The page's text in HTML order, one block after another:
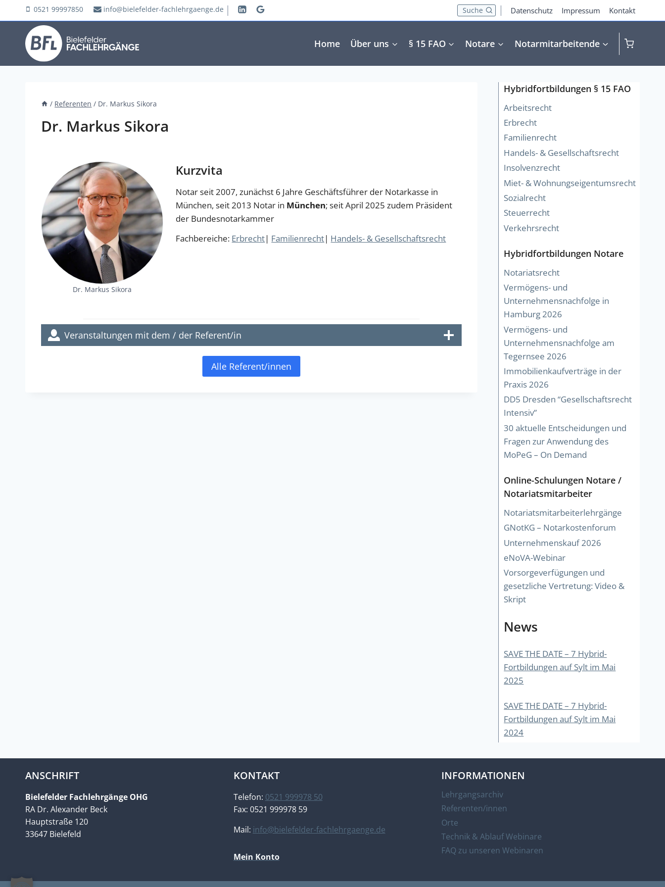
Inhalt
springen
0521 99997850 info@bielefelder-fachlehrgaenge.de Suche Datenschutz Impressum Kontakt
Home Über uns § 15 FAO Notare Notarmitarbeitende
/ Referenten / Dr. Markus Sikora
Dr. Markus Sikora
Dr. Markus Sikora
Kurzvita
Notar seit 2007, zunächst 6 Jahre Geschäftsführer der Notarkasse in
München, seit 2013 Notar in München; seit April 2025 zudem Präsident
der Bundesnotarkammer
Fachbereiche: Erbrecht| Familienrecht| Handels- & Gesellschaftsrecht
Veranstaltungen mit dem / der Referent/in
Alle Referent/innen
Hybridfortbildungen § 15 FAO
Arbeitsrecht
Erbrecht
Familienrecht
Handels- & Gesellschaftsrecht
Insolvenzrecht
Miet- & Wohnungseigentumsrecht
Sozialrecht
Steuerrecht
Verkehrsrecht
Hybridfortbildungen Notare
Notariatsrecht
Vermögens- und
Unternehmensnachfolge in
Hamburg 2026
Vermögens- und
Unternehmensnachfolge am
Tegernsee 2026
Immobilienkaufverträge in der
Praxis 2026
DD5 Dresden “Gesellschaftsrecht
Intensiv”
30 aktuelle Entscheidungen und
Fragen zur Anwendung des
MoPeG – On Demand
Online-Schulungen Notare /
Notariatsmitarbeiter
Notariatsmitarbeiterlehrgänge
GNotKG – Notarkostenforum
Unternehmenskauf 2026
eNoVA-Webinar
Vorsorgeverfügungen und
gesetzliche Vertretung: Video &
Skript
News
SAVE THE DATE – 7 Hybrid-
Fortbildungen auf Sylt im Mai
2025
SAVE THE DATE – 7 Hybrid-
Fortbildungen auf Sylt im Mai
2024
ANSCHRIFT
Bielefelder Fachlehrgänge OHG
RA Dr. Alexander Beck
Hauptstraße 120
33647 Bielefeld
KONTAKT
Telefon: 0521 999978 50
Fax: 0521 999978 59
Mail: info@bielefelder-fachlehrgaenge.de
Mein Konto
INFORMATIONEN
Lehrgangsarchiv
Referenten/innen
Orte
Technik & Ablauf Webinare
FAQ zu unseren Webinaren